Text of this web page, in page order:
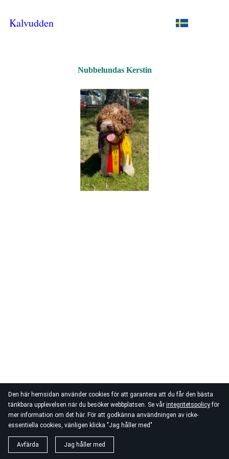
Den här hemsidan använder cookies för att garantera att du får den bästa
tänkbara upplevelsen när du besöker webbplatsen. Se vår integritetspolicyför
mer information om det här. För att godkänna användningen av icke-
essentiella cookies, vänligen klicka "Jag håller med"
Avfärda Jag håller med
Kalvudden
Nubbelundas Kerstin